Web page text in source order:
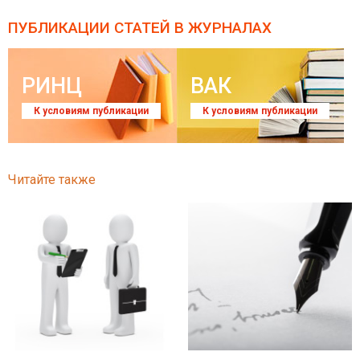
ПУБЛИКАЦИИ СТАТЕЙ В ЖУРНАЛАХ
РИНЦ
К условиям публикации
ВАК
К условиям публикации
Читайте также